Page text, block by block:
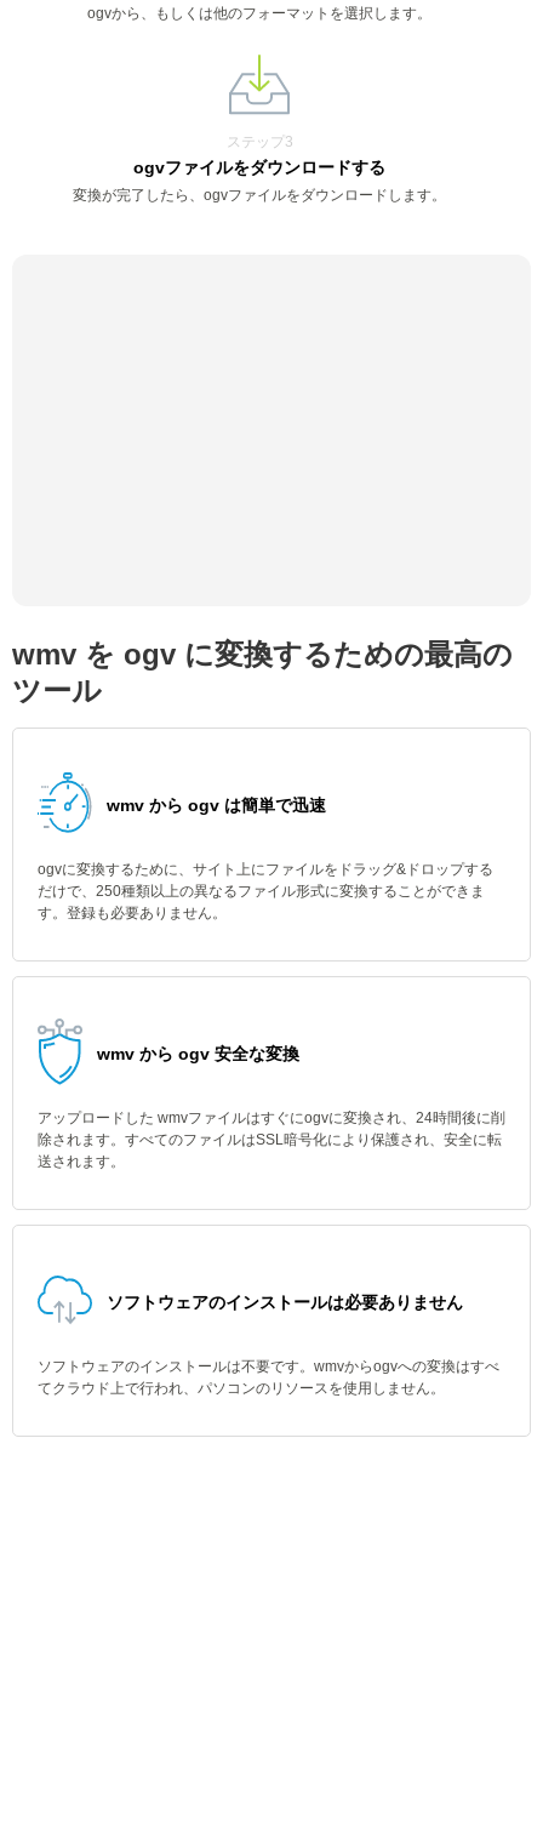
ogvから、もしくは他のフォーマットを選択します。
ステップ3
ogvファイルをダウンロードする
変換が完了したら、ogvファイルをダウンロードします。
wmv を ogv に変換するための最高の
ツール
wmv から ogv は簡単で迅速
ogvに変換するために、サイト上にファイルをドラッグ&ドロップする
だけで、250種類以上の異なるファイル形式に変換することができま
す。登録も必要ありません。
wmv から ogv 安全な変換
アップロードした wmvファイルはすぐにogvに変換され、24時間後に削
除されます。すべてのファイルはSSL暗号化により保護され、安全に転
送されます。
ソフトウェアのインストールは必要ありません
ソフトウェアのインストールは不要です。wmvからogvへの変換はすべ
てクラウド上で行われ、パソコンのリソースを使用しません。